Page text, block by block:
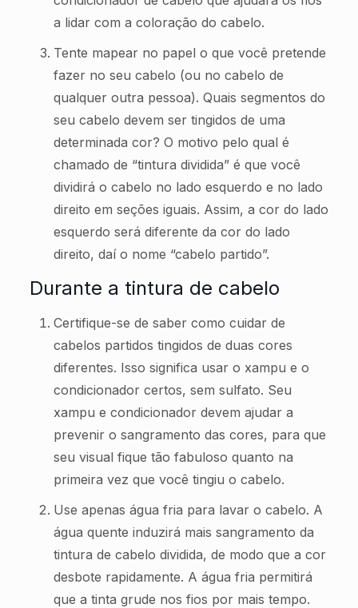
a lidar com a coloração do cabelo.
Tente mapear no papel o que você pretende
fazer no seu cabelo (ou no cabelo de
qualquer outra pessoa). Quais segmentos do
seu cabelo devem ser tingidos de uma
determinada cor? O motivo pelo qual é
chamado de “tintura dividida” é que você
dividirá o cabelo no lado esquerdo e no lado
direito em seções iguais. Assim, a cor do lado
esquerdo será diferente da cor do lado
direito, daí o nome “cabelo partido”.
Durante a tintura de cabelo
Certifique-se de saber como cuidar de
cabelos partidos tingidos de duas cores
diferentes. Isso significa usar o xampu e o
condicionador certos, sem sulfato. Seu
xampu e condicionador devem ajudar a
prevenir o sangramento das cores, para que
seu visual fique tão fabuloso quanto na
primeira vez que você tingiu o cabelo.
Use apenas água fria para lavar o cabelo. A
água quente induzirá mais sangramento da
tintura de cabelo dividida, de modo que a cor
desbote rapidamente. A água fria permitirá
que a tinta grude nos fios por mais tempo.